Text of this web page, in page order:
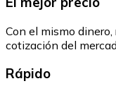
Con el mismo
cotización del
Rápido